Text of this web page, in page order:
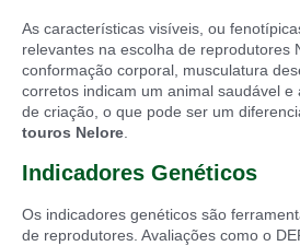
As características visíveis, ou
relevantes na escolha de reprodutores
conformação corporal, musculatura
corretos indicam um animal saudável e
de criação, o que pode ser um
touros Nelore
Indicadores Genéticos
Os indicadores genéticos são
de reprodutores. Avaliações como o